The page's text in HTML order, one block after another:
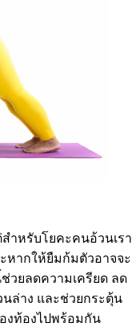
ำหรับโยคะคนอ้วนเรา
หากให้ยืมก้มตัวอาจจะ
วยลดความเครียด ลด
นล่าง และช่วยกระตุ้น
งท้องไปพร้อมกัน